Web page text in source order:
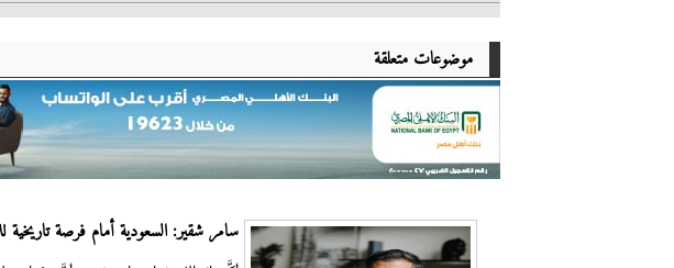
موضوعات متعلقة
سامر شقير: السعودية أمام فرصة تاريخية